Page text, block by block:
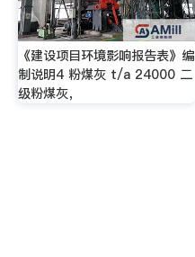
《建设项目环境影响报告表》编
制说明4 粉煤灰 t/a 24000 二
级粉煤灰，